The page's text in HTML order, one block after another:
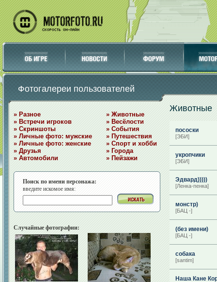
Фотогалереи пользователей
» Разное
» Встречи игроков
» Скриншоты
» Личные фото: мужские
» Личные фото: женские
» Друзья
» Автомобили
» Животные
» Весёлости
» События
» Путешествия
» Спорт и хобби
» Города
» Пейзажи
Поиск по имени персонажа:
введите искомое имя:
Случайные фотографии:
Животные
пососки
[ЭБИ]
укропчики
[ЭБИ]
Эдвард)))))
[Ленка-пенка]
монстр)
[БАЦ -]
(без имени)
[БАЦ -]
собака
[santim]
Наша Кане